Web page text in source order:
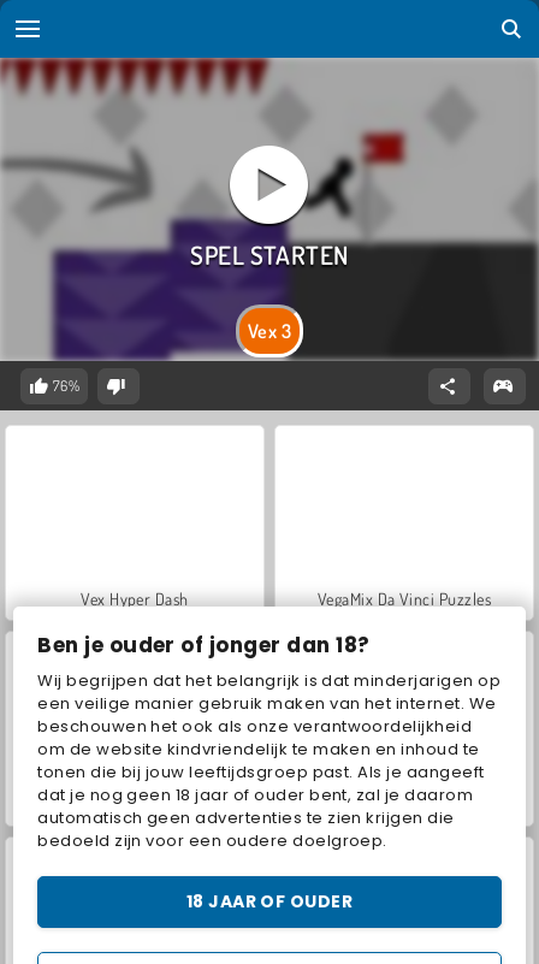
Ben je ouder of jonger dan 18?
Wij begrijpen dat het belangrijk is dat minderjarigen op
een veilige manier gebruik maken van het internet. We
beschouwen het ook als onze verantwoordelijkheid
om de website kindvriendelijk te maken en inhoud te
tonen die bij jouw leeftijdsgroep past. Als je aangeeft
dat je nog geen 18 jaar of ouder bent, zal je daarom
automatisch geen advertenties te zien krijgen die
bedoeld zijn voor een oudere doelgroep.
18 JAAR OF OUDER
Vex 3
76%
Vex Hyper Dash VegaMix Da Vinci Puzzles
World War 2 Shooter Let's Fish!